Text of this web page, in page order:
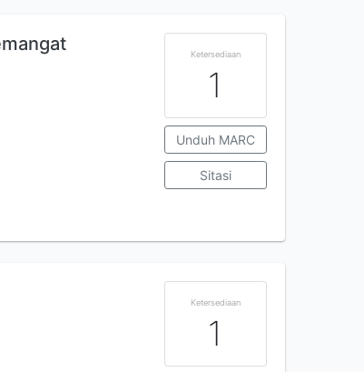
Ketersediaan
1
Unduh MARC
Sitasi
Ketersediaan
1